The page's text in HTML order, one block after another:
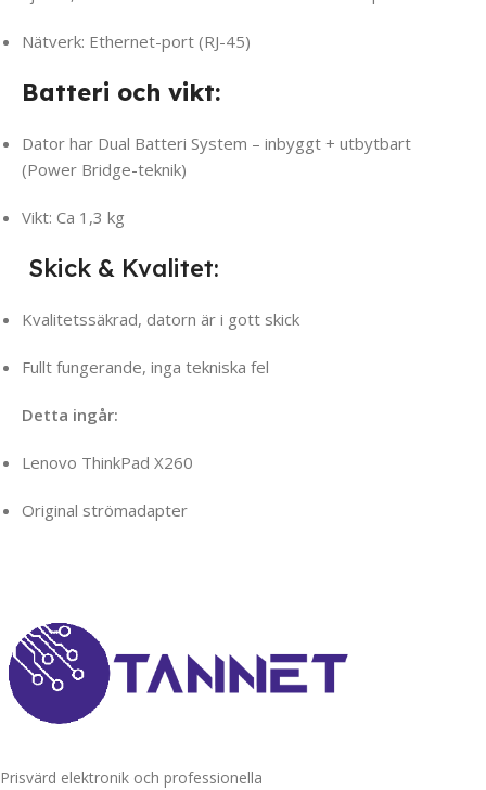
Nätverk: Ethernet-port (RJ-45)
Batteri och vikt:
Dator har Dual Batteri System – inbyggt + utbytbart
(Power Bridge-teknik)
Vikt: Ca 1,3 kg
Skick & Kvalitet:
Kvalitetssäkrad, datorn är i gott skick
Fullt fungerande, inga tekniska fel
Detta ingår:
Lenovo ThinkPad X260
Original strömadapter
Prisvärd elektronik och professionella